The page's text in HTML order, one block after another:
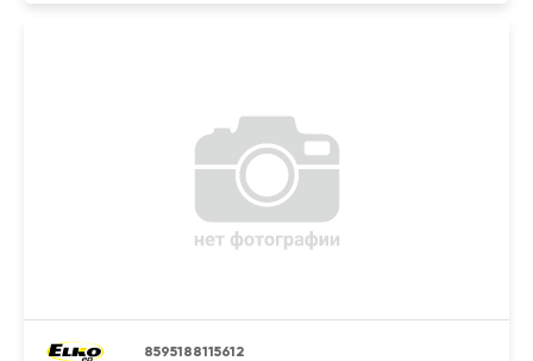
8595188115612